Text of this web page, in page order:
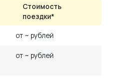
Стоимость
поездки*
от ~ рублей
от ~ рублей